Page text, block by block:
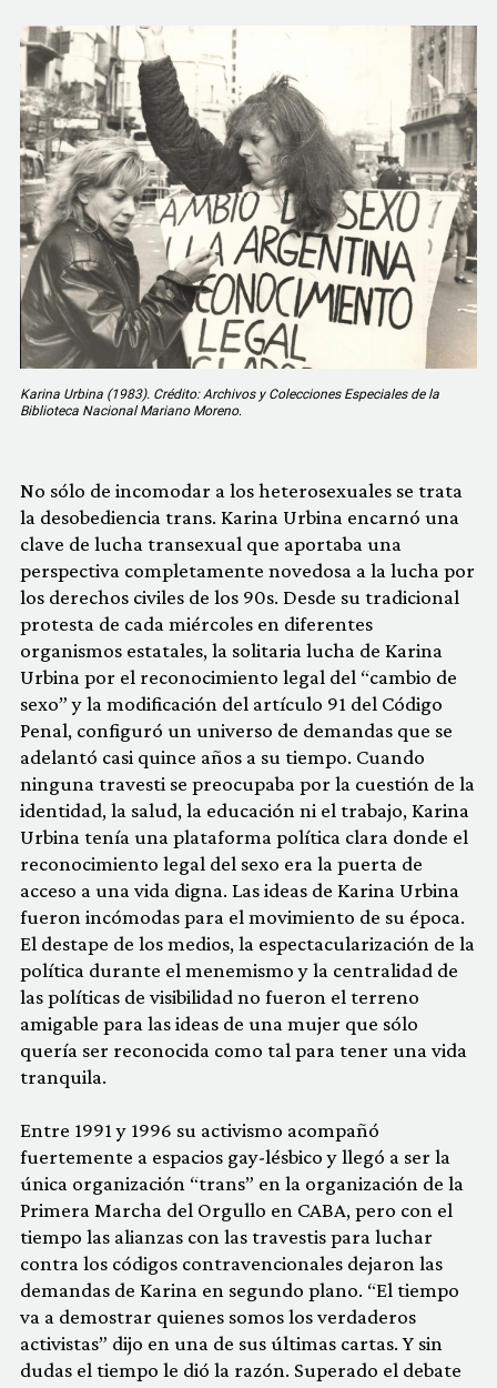
Karina Urbina (1983). Crédito: Archivos y Colecciones Especiales de la
Biblioteca Nacional Mariano Moreno.
No sólo de incomodar a los heterosexuales se trata
la desobediencia trans. Karina Urbina encarnó una
clave de lucha transexual que aportaba una
perspectiva completamente novedosa a la lucha por
los derechos civiles de los 90s. Desde su tradicional
protesta de cada miércoles en diferentes
organismos estatales, la solitaria lucha de Karina
Urbina por el reconocimiento legal del “cambio de
sexo” y la modificación del artículo 91 del Código
Penal, configuró un universo de demandas que se
adelantó casi quince años a su tiempo. Cuando
ninguna travesti se preocupaba por la cuestión de la
identidad, la salud, la educación ni el trabajo, Karina
Urbina tenía una plataforma política clara donde el
reconocimiento legal del sexo era la puerta de
acceso a una vida digna. Las ideas de Karina Urbina
fueron incómodas para el movimiento de su época.
El destape de los medios, la espectacularización de la
política durante el menemismo y la centralidad de
las políticas de visibilidad no fueron el terreno
amigable para las ideas de una mujer que sólo
quería ser reconocida como tal para tener una vida
tranquila.
Entre 1991 y 1996 su activismo acompañó
fuertemente a espacios gay-lésbico y llegó a ser la
única organización “trans” en la organización de la
Primera Marcha del Orgullo en CABA, pero con el
tiempo las alianzas con las travestis para luchar
contra los códigos contravencionales dejaron las
demandas de Karina en segundo plano. “El tiempo
va a demostrar quienes somos los verdaderos
activistas” dijo en una de sus últimas cartas. Y sin
dudas el tiempo le dió la razón. Superado el debate